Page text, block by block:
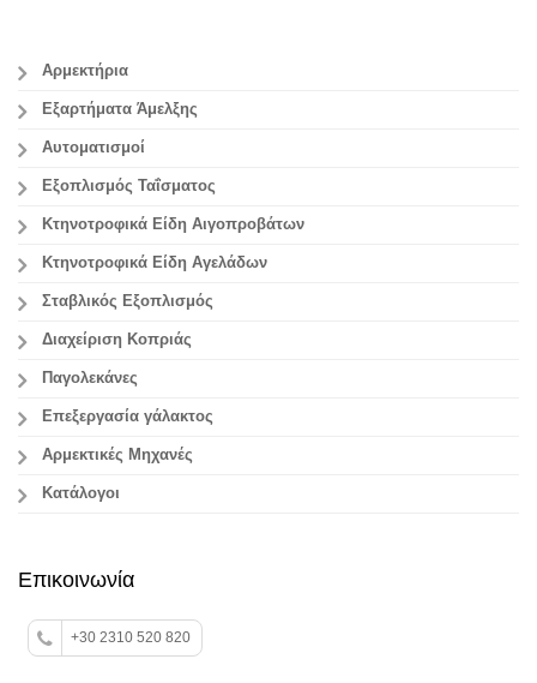
Αρμεκτήρια
Εξαρτήματα Άμελξης
Αυτοματισμοί
Εξοπλισμός Ταΐσματος
Κτηνοτροφικά Είδη Αιγοπροβάτων
Κτηνοτροφικά Είδη Αγελάδων
Σταβλικός Εξοπλισμός
Διαχείριση Κοπριάς
Παγολεκάνες
Επεξεργασία γάλακτος
Aρμεκτικές Μηχανές
Κατάλογοι
Επικοινωνία
+30 2310 520 820